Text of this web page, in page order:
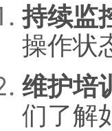
持续监
操作状
维护培
们了解